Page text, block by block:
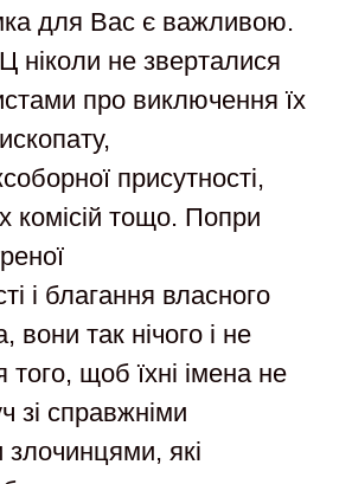
для Вас є важливою.
ніколи не зверталися
про виключення їх
присутності,
комісій тощо. Попри
і благання власного
вони так нічого і не
щоб їхні імена не
зі справжніми
злочинцями, які